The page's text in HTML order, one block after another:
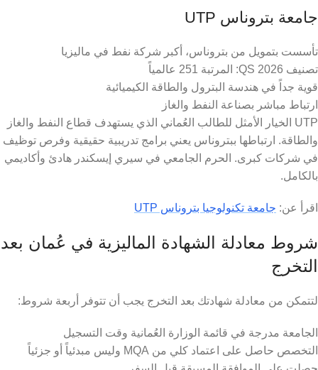
جامعة بتروناس UTP
تأسست بتمويل من بتروناس، أكبر شركة نفط في ماليزيا
تصنيف QS 2026: المرتبة 251 عالمياً
قوية جداً في هندسة البترول والطاقة الكيميائية
ارتباط مباشر بصناعة النفط والغاز
UTP الخيار الأمثل للطالب العُماني الذي يستهدف قطاع النفط والغاز
والطاقة. ارتباطها ببتروناس يعني برامج تدريبية حقيقية وفرص توظيف
في شركات كبرى. الحرم الجامعي في سيري إيسكندر هادئ وأكاديمي
بالكامل.
اقرأ عن: جامعة تكنولوجيا بتروناس UTP
شروط معادلة الشهادة الماليزية في عُمان بعد
التخرج
لتتمكن من معادلة شهادتك بعد التخرج يجب أن تتوفر أربعة شروط:
الجامعة مدرجة في قائمة الوزارة العُمانية وقت التسجيل
التخصص حاصل على اعتماد كلي من MQA وليس مبدئياً أو جزئياً